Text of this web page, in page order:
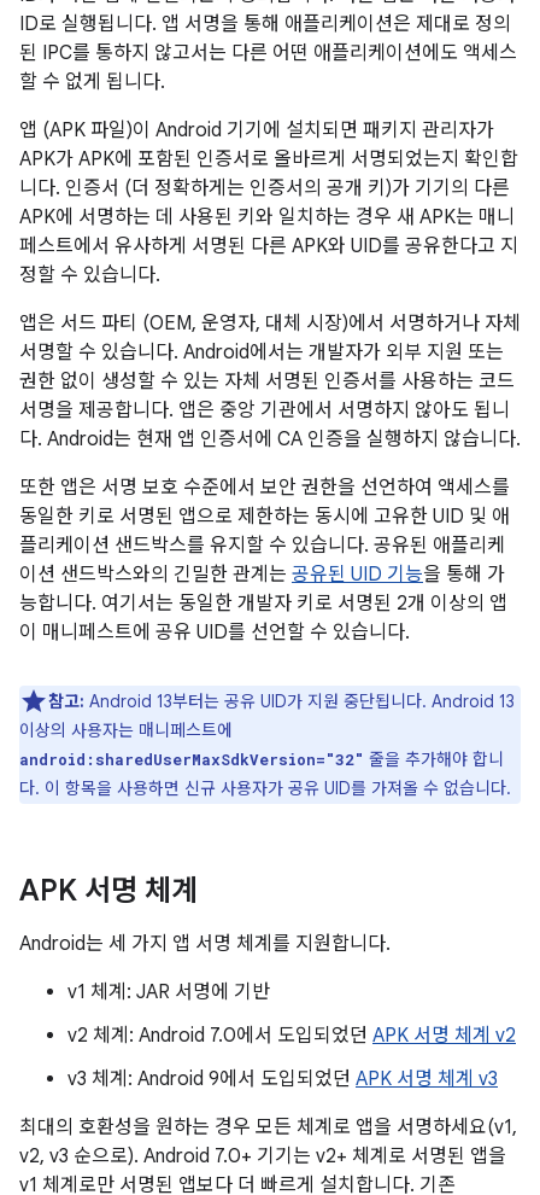
ID로 실행됩니다. 앱 서명을 통해 애플리케이션은 제대로 정의
된 IPC를 통하지 않고서는 다른 어떤 애플리케이션에도 액세스
할 수 없게 됩니다.
앱 (APK 파일)이 Android 기기에 설치되면 패키지 관리자가
APK가 APK에 포함된 인증서로 올바르게 서명되었는지 확인합
니다. 인증서 (더 정확하게는 인증서의 공개 키)가 기기의 다른
APK에 서명하는 데 사용된 키와 일치하는 경우 새 APK는 매니
페스트에서 유사하게 서명된 다른 APK와 UID를 공유한다고 지
정할 수 있습니다.
앱은 서드 파티 (OEM, 운영자, 대체 시장)에서 서명하거나 자체
서명할 수 있습니다. Android에서는 개발자가 외부 지원 또는
권한 없이 생성할 수 있는 자체 서명된 인증서를 사용하는 코드
서명을 제공합니다. 앱은 중앙 기관에서 서명하지 않아도 됩니
다. Android는 현재 앱 인증서에 CA 인증을 실행하지 않습니다.
또한 앱은 서명 보호 수준에서 보안 권한을 선언하여 액세스를
동일한 키로 서명된 앱으로 제한하는 동시에 고유한 UID 및 애
플리케이션 샌드박스를 유지할 수 있습니다. 공유된 애플리케
이션 샌드박스와의 긴밀한 관계는 공유된 UID 기능을 통해 가
능합니다. 여기서는 동일한 개발자 키로 서명된 2개 이상의 앱
이 매니페스트에 공유 UID를 선언할 수 있습니다.
참고: Android 13부터는 공유 UID가 지원 중단됩니다. Android 13
이상의 사용자는 매니페스트에
android:sharedUserMaxSdkVersion="32" 줄을 추가해야 합니
다. 이 항목을 사용하면 신규 사용자가 공유 UID를 가져올 수 없습니다.
APK 서명 체계
Android는 세 가지 앱 서명 체계를 지원합니다.
v1 체계: JAR 서명에 기반
v2 체계: Android 7.0에서 도입되었던 APK 서명 체계 v2
v3 체계: Android 9에서 도입되었던 APK 서명 체계 v3
최대의 호환성을 원하는 경우 모든 체계로 앱을 서명하세요(v1,
v2, v3 순으로). Android 7.0+ 기기는 v2+ 체계로 서명된 앱을
v1 체계로만 서명된 앱보다 더 빠르게 설치합니다. 기존